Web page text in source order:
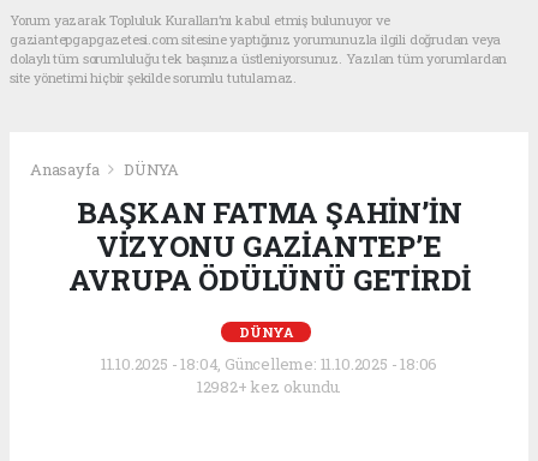
Yorum yazarak Topluluk Kuralları’nı kabul etmiş bulunuyor ve
gaziantepgapgazetesi.com sitesine yaptığınız yorumunuzla ilgili doğrudan veya
dolaylı tüm sorumluluğu tek başınıza üstleniyorsunuz. Yazılan tüm yorumlardan
site yönetimi hiçbir şekilde sorumlu tutulamaz.
Anasayfa DÜNYA
BAŞKAN FATMA ŞAHİN’İN
VİZYONU GAZİANTEP’E
AVRUPA ÖDÜLÜNÜ GETİRDİ
DÜNYA
11.10.2025 - 18:04, Güncelleme: 11.10.2025 - 18:06
12982+ kez okundu.